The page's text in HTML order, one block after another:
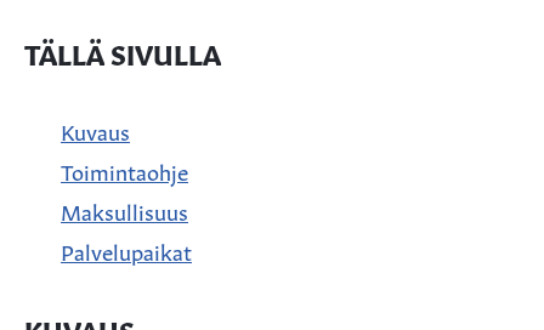
TÄLLÄ SIVULLA
Kuvaus
Toimintaohje
Maksullisuus
Palvelupaikat